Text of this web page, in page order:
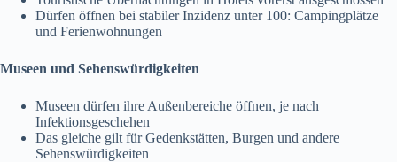
Dürfen öffnen bei stabiler Inzidenz unter 100: Campingplätze
und Ferienwohnungen
Museen und Sehenswürdigkeiten
Museen dürfen ihre Außenbereiche öffnen, je nach
Infektionsgeschehen
Das gleiche gilt für Gedenkstätten, Burgen und andere
Sehenswürdigkeiten